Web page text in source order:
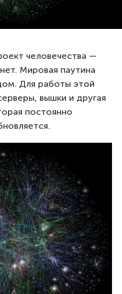
человечества —
Мировая паутина
Для работы этой
вышки и другая
постоянно